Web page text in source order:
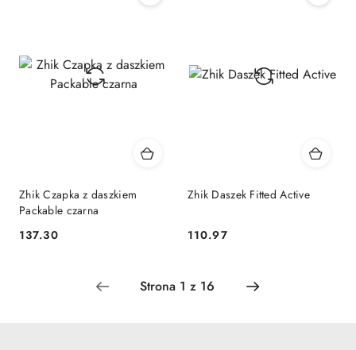
Zhik Czapka z daszkiem
Packable czarna
Cena:
137.30
Zhik Daszek Fitted Active
Cena:
110.97